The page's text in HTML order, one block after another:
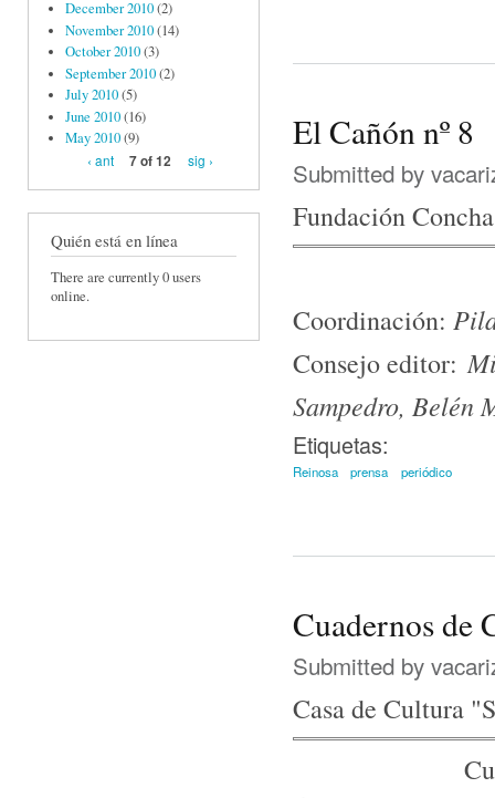
December 2010(2)
November 2010(14)
October 2010(3)
September 2010(2)
July 2010(5)
June 2010(16)
May 2010(9)
‹ ant
7 of 12 sig ›
Quién está en línea
There are currently 0 users
online.
El Cañón nº 8
Submitted by
Fundación
Coordinación:
Consejo editor:
Sampedro, Belén
Etiquetas:
Reinosa prensa periódico
Cuadernos de
Submitted by
Casa de Cultura